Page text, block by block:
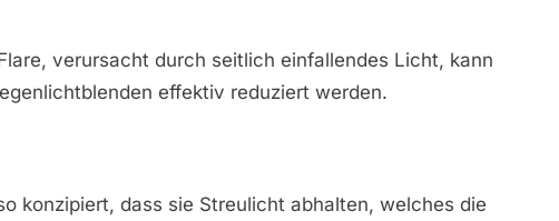
verursacht durch seitlich einfallendes Licht, kann
effektiv reduziert werden.
konzipiert, dass sie Streulicht abhalten, welches die